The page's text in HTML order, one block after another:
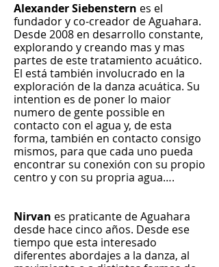
Alexander Siebenstern es el
fundador y co-creador de Aguahara.
Desde 2008 en desarrollo constante,
explorando y creando mas y mas
partes de este tratamiento acuático.
El está también involucrado en la
exploración de la danza acuática. Su
intention es de poner lo maior
numero de gente possible en
contacto con el agua y, de esta
forma, también en contacto consigo
mismos, para que cada uno pueda
encontrar su conexión con su propio
centro y con su propria agua….
Nirvan es praticante de Aguahara
desde hace cinco años. Desde ese
tiempo que esta interesado
diferentes abordajes a la danza, al